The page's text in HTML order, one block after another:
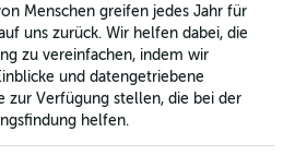
Menschen greifen jedes Jahr für
uns zurück. Wir helfen dabei, die
zu vereinfachen, indem wir
und datengetriebene
zur Verfügung stellen, die bei der
helfen.